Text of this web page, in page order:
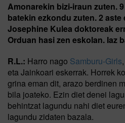
Amonarekin bizi-iraun zuten.
batekin ezkondu zuten. 2 aste
Josephine Kulea doktoreak
Orduan hasi zen eskolan. Iaz
R.L.: Harro nago Samburu-Girls
eta Jainkoari eskerrak. Horrek
grina eman dit, arazo berdinen
bila joateko. Ezin diet denei
behintzat lagundu nahi diet
lagundu zidaten bazala.